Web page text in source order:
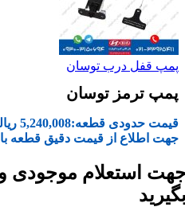
پمپ قفل درب توسان
پمپ ترمز توسان
قیمت حدودی قطعه:5,240,008 ریال
جهت اطلاع از قیمت دقیق قطعه با
استعلام موجودی